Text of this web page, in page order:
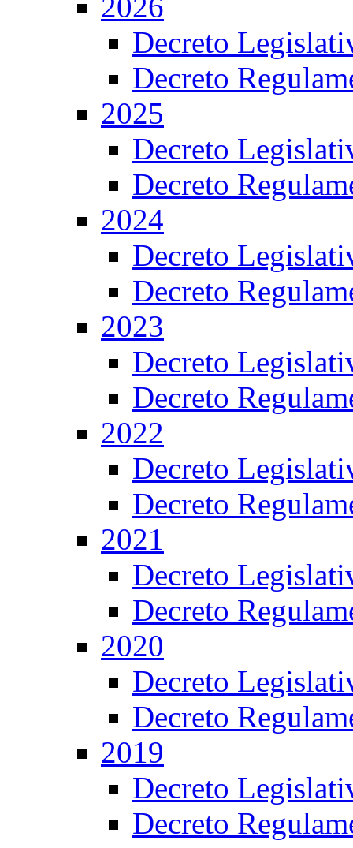
Decreto
Decreto
2025
Decreto
Decreto
2024
Decreto
Decreto
2023
Decreto
Decreto
2022
Decreto
Decreto
2021
Decreto
Decreto
2020
Decreto
Decreto
2019
Decreto
Decreto